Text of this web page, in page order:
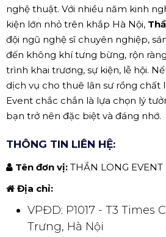
nghệ thuật. Với nhiều năm kinh
kiện lớn nhỏ trên khắp Hà Nội,
đội ngũ nghệ sĩ chuyên nghiệp,
đến không khí tưng bừng, rộn
trình khai trương, sự kiện, lễ hội.
dịch vụ cho thuê lân sư rồng chất
Event chắc chắn là lựa chọn lý
bạn trở nên đặc biệt và đáng nhớ.
THÔNG TIN LIÊN HỆ:
Tên đơn vị: THẦN LONG EVENT
Địa chỉ:
VPĐD: P1017 - T3 Times
Trưng, Hà Nội